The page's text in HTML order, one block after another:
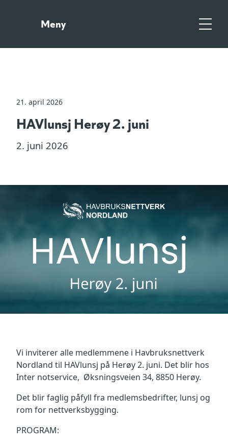
hovedinnholdMeny Meny
21. april 2026
HAVlunsj Herøy 2. juni
2. juni 2026
Vi inviterer alle medlemmene i Havbruksnettverk
Nordland til HAVlunsj på Herøy 2. juni. Det blir hos
Inter notservice, Øksningsveien 34, 8850 Herøy.
Det blir faglig påfyll fra medlemsbedrifter, lunsj og
rom for nettverksbygging.
PROGRAM: